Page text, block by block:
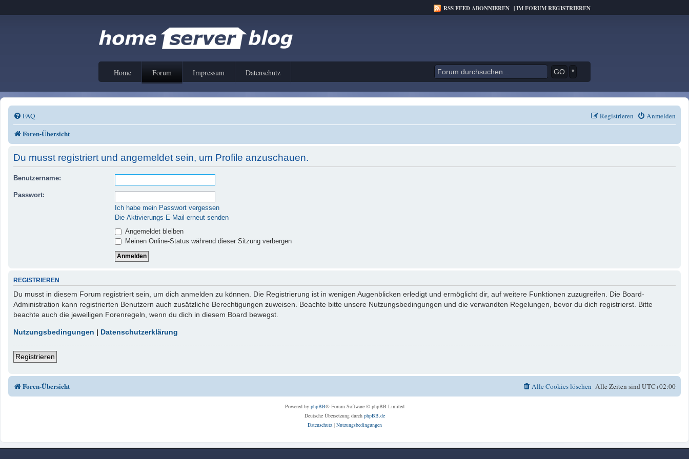
RSS FEED ABONNIEREN |IM FORUM REGISTRIEREN
Home Forum Impressum Datenschutz *
FAQ Anmelden
Registrieren
Foren-Übersicht
Du musst registriert und angemeldet sein, um Profile anzuschauen.
Benutzername:
Passwort:
Ich habe mein Passwort vergessen
Die Aktivierungs-E-Mail erneut senden
Angemeldet bleiben
Meinen Online-Status während dieser Sitzung verbergen
REGISTRIEREN
Du musst in diesem Forum registriert sein, um dich anmelden zu können. Die Registrierung ist in wenigen Augenblicken erledigt und ermöglicht dir, auf weitere Funktionen zuzugreifen. Die Board-
Administration kann registrierten Benutzern auch zusätzliche Berechtigungen zuweisen. Beachte bitte unsere Nutzungsbedingungen und die verwandten Regelungen, bevor du dich registrierst. Bitte
beachte auch die jeweiligen Forenregeln, wenn du dich in diesem Board bewegst.
Nutzungsbedingungen | Datenschutzerklärung
Registrieren
Foren-Übersicht Alle Zeiten sindUTC+02:00
Alle Cookies löschen
Powered by phpBB® Forum Software © phpBB Limited
Deutsche Übersetzung durch phpBB.de
Datenschutz| Nutzungsbedingungen